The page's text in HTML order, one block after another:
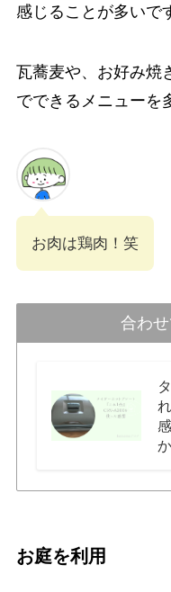
感じることが多いで
瓦蕎麦や、お好み焼
でできるメニューを
お肉は鶏肉！笑
合わ
お庭を利用